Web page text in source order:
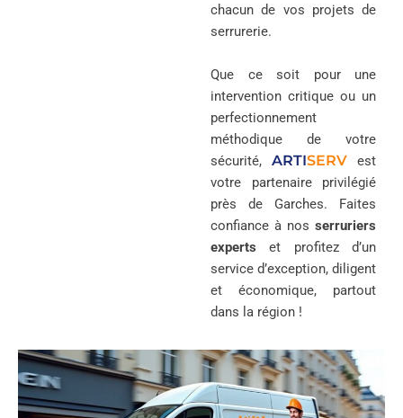
chacun de vos projets de
serrurerie.
Que ce soit pour une
intervention critique ou un
perfectionnement
méthodique de votre
sécurité, ARTISERV est
votre partenaire privilégié
près de Garches. Faites
confiance à nos serruriers
experts et profitez d’un
service d’exception, diligent
et économique, partout
dans la région !